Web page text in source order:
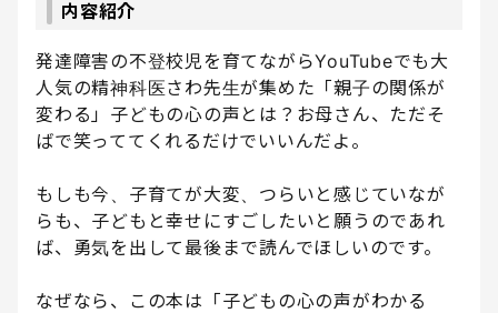
内容紹介
発達障害の不登校児を育てながらYouTubeでも大
人気の精神科医さわ先生が集めた「親子の関係が
変わる」子どもの心の声とは？お母さん、ただそ
ばで笑っててくれるだけでいいんだよ。
もしも今、子育てが大変、つらいと感じていなが
らも、子どもと幸せにすごしたいと願うのであれ
ば、勇気を出して最後まで読んでほしいのです。
なぜなら、この本は「子どもの心の声がわかる